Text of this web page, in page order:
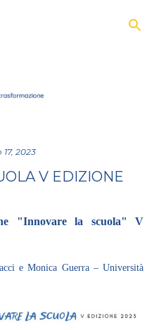
2023
V EDIZIONE
"Innovare la scuola" V
e Monica Guerra – Università